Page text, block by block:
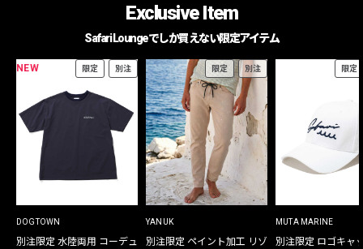
Exclusive Item
Safari Loungeでしか買えない限定アイテム
NEW 限定 別注
DOGTOWN
別注限定 水陸両用 コーデュ
限定 別注
YANUK
別注限定 ペイント加工 リゾ
限定
MUTA MARINE
別注限定 ロゴキャ